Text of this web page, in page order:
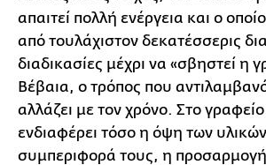
απαιτεί πολλή ενέργεια και ο
από τουλάχιστον δεκατέσσερις
διαδικασίες μέχρι να «σβηστεί η
Βέβαια, ο τρόπος που
αλλάζει με τον χρόνο. Στο
ενδιαφέρει τόσο η όψη των
συμπεριφορά τους, η προσαρμογή